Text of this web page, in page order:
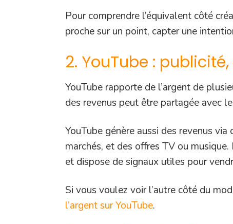
Pour comprendre l’équivalent côté
proche sur un point, capter une
2. YouTube :
YouTube rapporte de l’argent de
des revenus peut être partagée avec
YouTube génère aussi des revenus
marchés, et des offres TV ou
et dispose de signaux utiles pour
Si vous voulez voir l’autre côté du
l’argent sur YouTube.